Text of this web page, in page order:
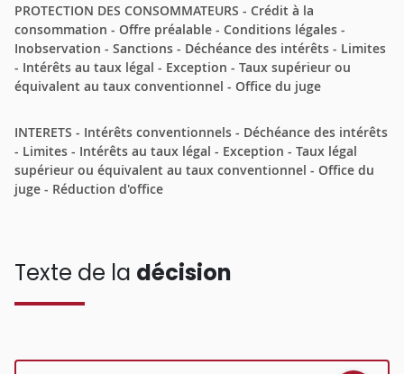
PROTECTION DES CONSOMMATEURS - Crédit à la
consommation - Offre préalable - Conditions légales -
Inobservation - Sanctions - Déchéance des intérêts - Limites
- Intérêts au taux légal - Exception - Taux supérieur ou
équivalent au taux conventionnel - Office du juge
INTERETS - Intérêts conventionnels - Déchéance des intérêts
- Limites - Intérêts au taux légal - Exception - Taux légal
supérieur ou équivalent au taux conventionnel - Office du
juge - Réduction d'office
Texte de la décision